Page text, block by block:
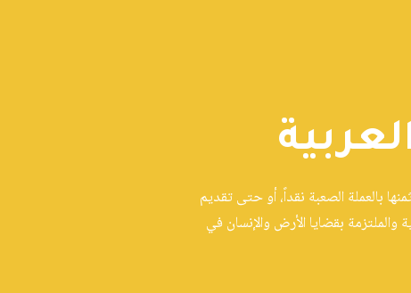
بالعملة الصعبة نقداً، أو حتى تقديم
بقضايا الأرض والإنسان في